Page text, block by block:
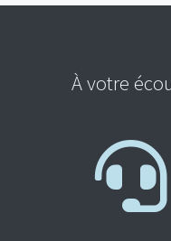
À votre